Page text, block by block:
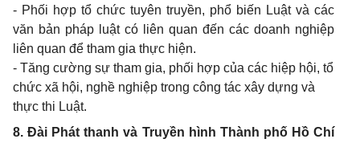
- Phối hợp tổ chức tuyên truyền, phổ biến Luật và các
văn bản pháp luật có liên quan đến các doanh nghiệp
liên quan để tham gia thực hiện.
- Tăng cường sự tham gia, phối hợp của các hiệp hội, tổ
chức xã hội, nghề nghiệp trong công tác xây dựng và
thực thi Luật.
8. Đài Phát thanh và Truyền hình Thành phố Hồ Chí